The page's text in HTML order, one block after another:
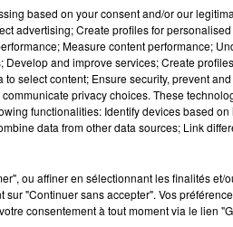
based on your consent and/or our
advertising; Create profiles for
Measure content performance;
and improve services; Create
select content; Ensure security, prevent
privacy choices. These
functionalities: Identify devices based
data from other data sources; Link
ou affiner en sélectionnant les finalités et/
"Continuer sans accepter". Vos
consentement à tout moment via le lien